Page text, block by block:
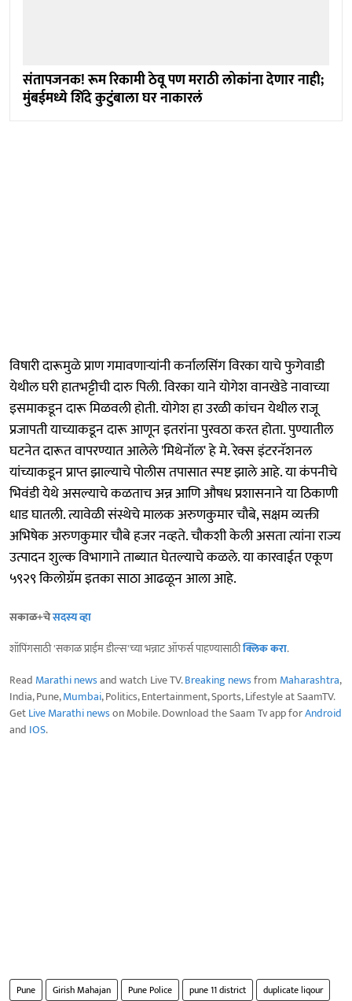
संतापजनक! रूम रिकामी ठेवू पण मराठी लोकांना देणार नाही;
मुंबईमध्ये शिंदे कुटुंबाला घर नाकारलं
विषारी दारूमुळे प्राण गमावणाऱ्यांनी कर्नालसिंग विरका याचे फुगेवाडी
येथील घरी हातभट्टीची दारु पिली. विरका याने योगेश वानखेडे नावाच्या
इसमाकडून दारू मिळवली होती. योगेश हा उरळी कांचन येथील राजू
प्रजापती याच्याकडून दारू आणून इतरांना पुरवठा करत होता. पुण्यातील
घटनेत दारूत वापरण्यात आलेले 'मिथेनॉल' हे मे. रेक्स इंटरनॅशनल
यांच्याकडून प्राप्त झाल्याचे पोलीस तपासात स्पष्ट झाले आहे. या कंपनीचे
भिवंडी येथे असल्याचे कळताच अन्न आणि औषध प्रशासनाने या ठिकाणी
धाड घातली. त्यावेळी संस्थेचे मालक अरुणकुमार चौबे, सक्षम व्यक्ती
अभिषेक अरुणकुमार चौबे हजर नव्हते. चौकशी केली असता त्यांना राज्य
उत्पादन शुल्क विभागाने ताब्यात घेतल्याचे कळले. या कारवाईत एकूण
५९२९ किलोग्रॅम इतका साठा आढळून आला आहे.
सकाळ+चेसदस्य व्हा
शॉपिंगसाठी 'सकाळ प्राईम डील्स'च्या भन्नाट ऑफर्स पाहण्यासाठीक्लिक करा.
Read Marathi newsand watch Live TV.Breaking newsfrom Maharashtra,
India, Pune,Mumbai, Politics, Entertainment, Sports, Lifestyle at SaamTV.
GetLive Marathi newson Mobile. Download the Saam Tv app forAndroid
and IOS.
Pune Girish Mahajan Pune Police pune 11 district
duplicate liqour